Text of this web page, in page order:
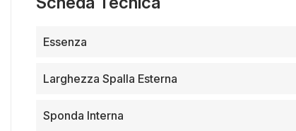
Essenza
Larghezza Spalla Esterna
Sponda Interna